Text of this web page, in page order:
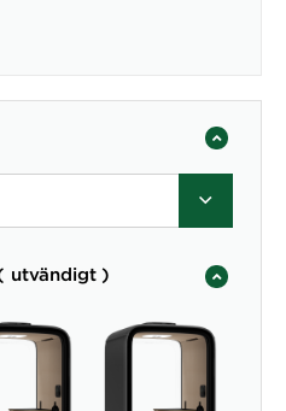
utvändigt )